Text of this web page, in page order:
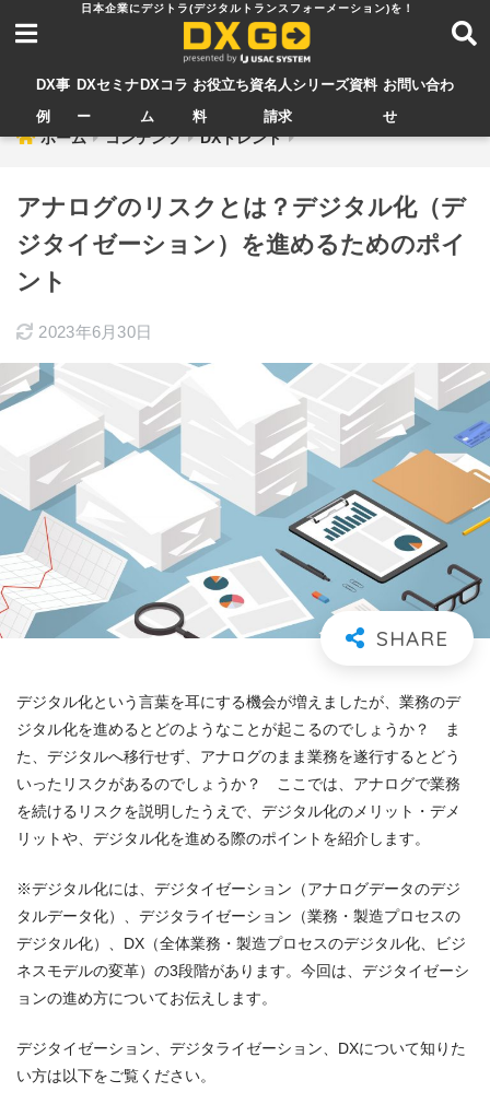
DX事
例
DXセミナ
ー
DXコラ
ム
お役立ち資
料
名人シリーズ資料
請求
お問い合わ
せ
ホーム コンテンツ DXトレンド
アナログのリスクとは？デジタル化（デ
ジタイゼーション）を進めるためのポイ
ント
2023年6月30日
デジタル化という言葉を耳にする機会が増えましたが、業務のデ
ジタル化を進めるとどのようなことが起こるのでしょうか？ ま
た、デジタルへ移行せず、アナログのまま業務を遂行するとどう
いったリスクがあるのでしょうか？ ここでは、アナログで業務
を続けるリスクを説明したうえで、デジタル化のメリット・デメ
リットや、デジタル化を進める際のポイントを紹介します。
※デジタル化には、デジタイゼーション（アナログデータのデジ
タルデータ化）、デジタライゼーション（業務・製造プロセスの
デジタル化）、DX（全体業務・製造プロセスのデジタル化、ビジ
ネスモデルの変革）の3段階があります。今回は、デジタイゼーシ
ョンの進め方についてお伝えします。
デジタイゼーション、デジタライゼーション、DXについて知りた
い方は以下をご覧ください。